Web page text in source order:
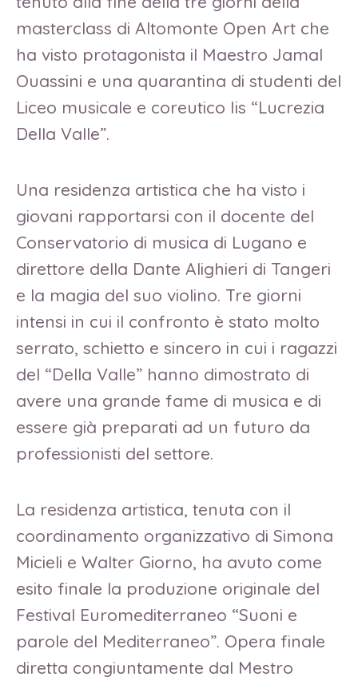
masterclass di Altomonte Open Art che
ha visto protagonista il Maestro Jamal
Ouassini e una quarantina di studenti del
Liceo musicale e coreutico Iis “Lucrezia
Della Valle”.
Una residenza artistica che ha visto i
giovani rapportarsi con il docente del
Conservatorio di musica di Lugano e
direttore della Dante Alighieri di Tangeri
e la magia del suo violino. Tre giorni
intensi in cui il confronto è stato molto
serrato, schietto e sincero in cui i ragazzi
del “Della Valle” hanno dimostrato di
avere una grande fame di musica e di
essere già preparati ad un futuro da
professionisti del settore.
La residenza artistica, tenuta con il
coordinamento organizzativo di Simona
Micieli e Walter Giorno, ha avuto come
esito finale la produzione originale del
Festival Euromediterraneo “Suoni e
parole del Mediterraneo”. Opera finale
diretta congiuntamente dal Mestro